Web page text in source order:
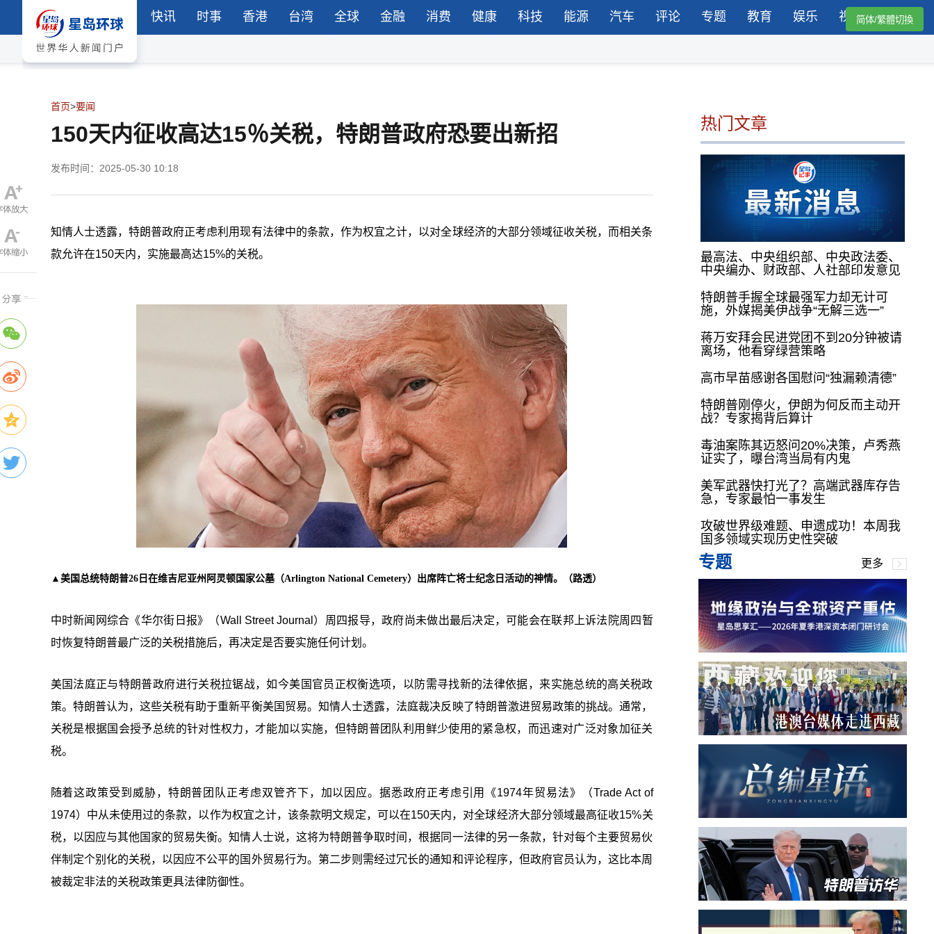
快讯 时事 香港 台湾 全球 金融 消费 健康 科技 能源 汽车 评论 专题 教育 娱乐 视频简体/繁體切換
首页>要闻
150天内征收高达15％关税，特朗普政府恐要出新招
发布时间：2025-05-30 10:18
知情人士透露，特朗普政府正考虑利用现有法律中的条款，作为权宜之计，以对全球经济的大部分领域征收关税，而相关条
款允许在150天内，实施最高达15%的关税。
▲美国总统特朗普26日在维吉尼亚州阿灵顿国家公墓（Arlington National Cemetery）出席阵亡将士纪念日活动的神情。（路透）
中时新闻网综合《华尔街日报》（Wall Street Journal）周四报导，政府尚未做出最后决定，可能会在联邦上诉法院周四暂
时恢复特朗普最广泛的关税措施后，再决定是否要实施任何计划。
美国法庭正与特朗普政府进行关税拉锯战，如今美国官员正权衡选项，以防需寻找新的法律依据，来实施总统的高关税政
策。特朗普认为，这些关税有助于重新平衡美国贸易。知情人士透露，法庭裁决反映了特朗普激进贸易政策的挑战。通常，
关税是根据国会授予总统的针对性权力，才能加以实施，但特朗普团队利用鲜少使用的紧急权，而迅速对广泛对象加征关
税。
随着这政策受到威胁，特朗普团队正考虑双管齐下，加以因应。据悉政府正考虑引用《1974年贸易法》（Trade Act of
1974）中从未使用过的条款，以作为权宜之计，该条款明文规定，可以在150天内，对全球经济大部分领域最高征收15%关
税，以因应与其他国家的贸易失衡。知情人士说，这将为特朗普争取时间，根据同一法律的另一条款，针对每个主要贸易伙
伴制定个别化的关税，以因应不公平的国外贸易行为。第二步则需经过冗长的通知和评论程序，但政府官员认为，这比本周
被裁定非法的关税政策更具法律防御性。
热门文章
最高法、中央组织部、中央政法委、
中央编办、财政部、人社部印发意见
特朗普手握全球最强军力却无计可
施，外媒揭美伊战争“无解三选一”
蒋万安拜会民进党团不到20分钟被请
离场，他看穿绿营策略
高市早苗感谢各国慰问“独漏赖清德”
特朗普刚停火，伊朗为何反而主动开
战？专家揭背后算计
毒油案陈其迈怒问20%决策，卢秀燕
证实了，曝台湾当局有内鬼
美军武器快打光了？高端武器库存告
急，专家最怕一事发生
攻破世界级难题、申遗成功！本周我
国多领域实现历史性突破
专题 更多